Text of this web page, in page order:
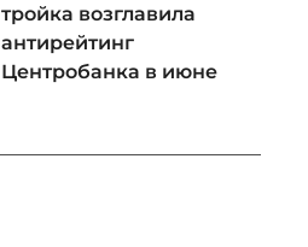
тройка возглавила
антирейтинг
Центробанка в июне